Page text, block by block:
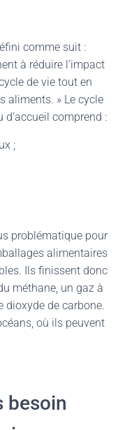
comme suit :
à réduire l’impact
de vie tout en
aliments. » Le cycle
comprend :
;
problématique pour
alimentaires
Ils finissent donc
méthane, un gaz à
dioxyde de carbone.
où ils peuvent
besoin